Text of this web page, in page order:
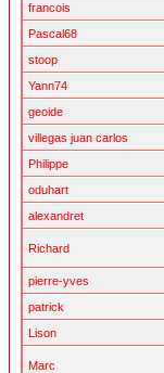
francois
Pascal68
stoop
Yann74
geoide
villegas juan carlos
Philippe
oduhart
alexandret
Richard
pierre-yves
patrick
Lison
Marc